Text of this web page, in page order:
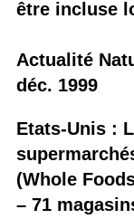
être incluse
Actualité
déc. 1999
Etats-Unis :
(Whole
– 71